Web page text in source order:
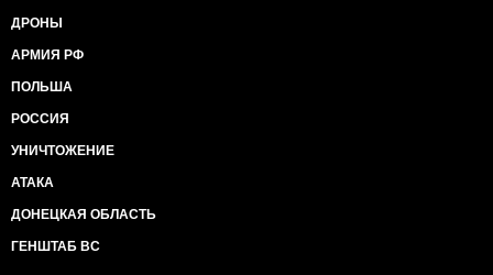
ДРОНЫ
АРМИЯ РФ
ПОЛЬША
РОССИЯ
УНИЧТОЖЕНИЕ
АТАКА
ДОНЕЦКАЯ ОБЛАСТЬ
ГЕНШТАБ ВС